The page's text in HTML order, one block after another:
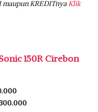
KREDITnyaKlik
150R Cirebon